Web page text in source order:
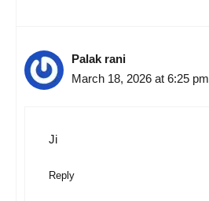
Palak rani
March 18, 2026 at 6:25 pm
Ji
Reply